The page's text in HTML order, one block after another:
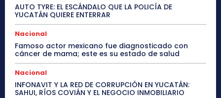
AUTO TYRE: EL ESCÁNDALO QUE LA POLICÍA DE
YUCATÁN QUIERE ENTERRAR
Nacional
Famoso actor mexicano fue diagnosticado con
cáncer de mama; este es su estado de salud
Nacional
INFONAVIT Y LA RED DE CORRUPCIÓN EN YUCATÁN:
SAHUI, RÍOS COVIÁN Y EL NEGOCIO INMOBILIARIO